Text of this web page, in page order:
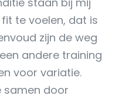
te voelen, dat is
zijn de weg
andere training
voor variatie.
samen door